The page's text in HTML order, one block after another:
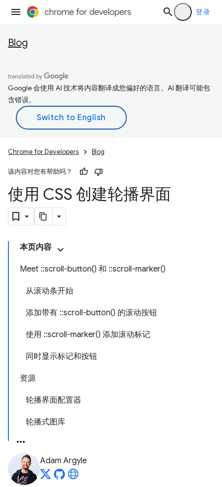
登录
Blog
Google 会使用 AI 技术将内容翻译成您偏好的语言。AI 翻译可能包
含错误。
Chrome for Developers Blog
该内容对您有帮助吗？
使用 CSS 创建轮播界面
本页内容
Meet ::scroll-button() 和 ::scroll-marker()
从滚动条开始
添加带有 ::scroll-button() 的滚动按钮
使用 ::scroll-marker() 添加滚动标记
同时显示标记和按钮
资源
轮播界面配置器
轮播式图库
Adam Argyle